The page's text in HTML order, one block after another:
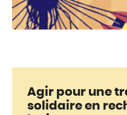
Agir pour une
solidaire en